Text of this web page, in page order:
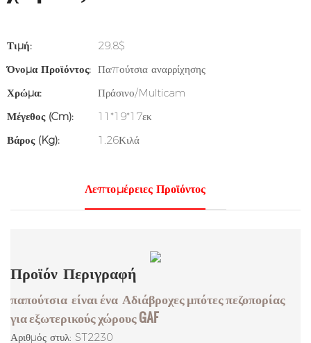
Τιμή:
29.8$
Όνομα Προϊόντος: Παπούτσια αναρρίχησης
Χρώμα:
Πράσινο/Multicam
Μέγεθος (cm):
11*19*17εκ
Βάρος (kg):
1.26Κιλά
Λεπτομέρειες Προϊόντος
Προϊόν Περιγραφή
παπούτσια είναι ένα Αδιάβροχες μπότες πεζοπορίας
για εξωτερικούς χώρους GAF
Αριθμός στυλ: ST2230